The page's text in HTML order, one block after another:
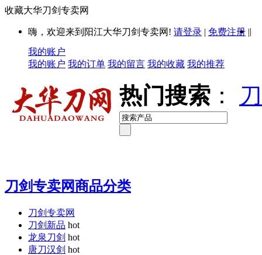
收藏大华刀剑专卖网
嗨，欢迎来到阳江大华刀剑专卖网! 请登录 | 免费注册 ||
我的账户
我的账户 我的订单 我的留言 我的收藏 我的推荐
热门搜索 ：
刀剑专卖网商品分类
刀剑专卖网
刀剑新品 hot
龙泉刀剑 hot
唐刀汉剑 hot